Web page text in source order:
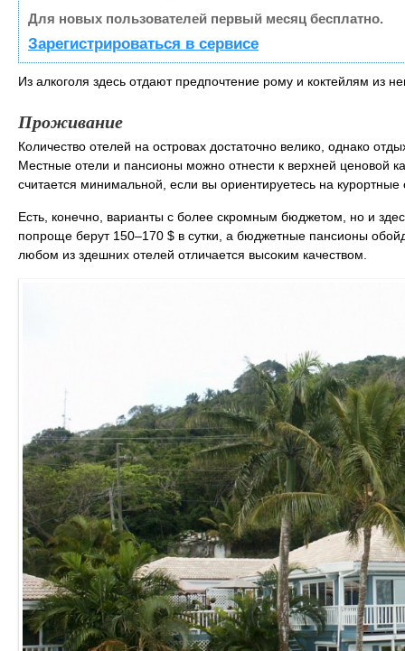
Для новых пользователей первый месяц бесплатно.
Зарегистрироваться в сервисе
Из алкоголя здесь отдают предпочтение рому и коктейлям из
Проживание
Количество отелей на островах достаточно велико, однако
Местные отели и пансионы можно отнести к верхней ценовой
считается минимальной, если вы ориентируетесь на курортные
Есть, конечно, варианты с более скромным бюджетом, но и
попроще берут 150–170 $ в сутки, а бюджетные пансионы
любом из здешних отелей отличается высоким качеством.